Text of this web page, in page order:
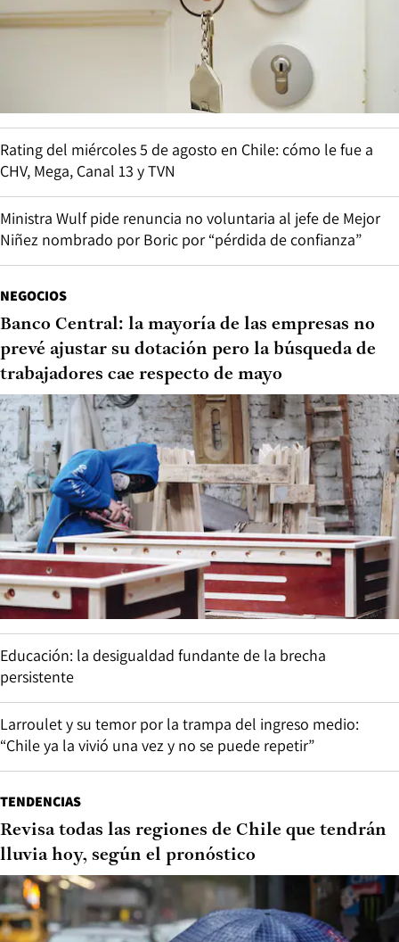
Rating del miércoles 5 de agosto en Chile: cómo le fue a
CHV, Mega, Canal 13 y TVN
Ministra Wulf pide renuncia no voluntaria al jefe de Mejor
Niñez nombrado por Boric por “pérdida de confianza”
NEGOCIOS
Banco Central: la mayoría de las empresas no
prevé ajustar su dotación pero la búsqueda de
trabajadores cae respecto de mayo
Educación: la desigualdad fundante de la brecha
persistente
Larroulet y su temor por la trampa del ingreso medio:
“Chile ya la vivió una vez y no se puede repetir”
TENDENCIAS
Revisa todas las regiones de Chile que tendrán
lluvia hoy, según el pronóstico